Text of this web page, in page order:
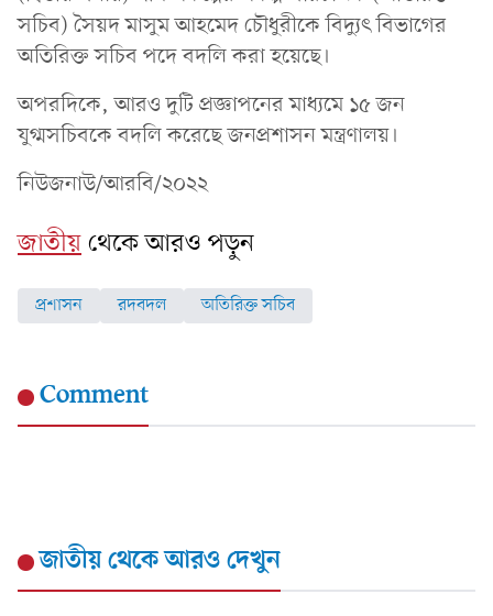
সচিব) সৈয়দ মাসুম আহমেদ চৌধুরীকে বিদ্যুৎ বিভাগের
অতিরিক্ত সচিব পদে বদলি করা হয়েছে।
অপরদিকে, আরও দুটি প্রজ্ঞাপনের মাধ্যমে ১৫ জন
যুগ্মসচিবকে বদলি করেছে জনপ্রশাসন মন্ত্রণালয়।
নিউজনাউ/আরবি/২০২২
জাতীয়থেকে আরও পড়ুন
প্রশাসন রদবদল অতিরিক্ত সচিব
Comment
জাতীয়থেকে আরও দেখুন